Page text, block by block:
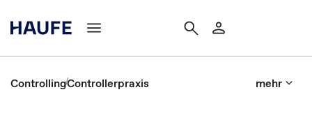
ControllingControllerpraxis mehr